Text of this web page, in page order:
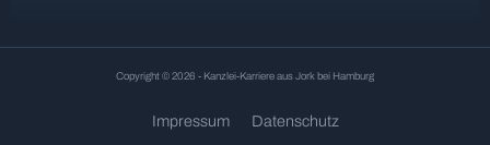
Copyright © 2026 - Kanzlei-Karriere aus Jork bei Hamburg
Impressum Datenschutz